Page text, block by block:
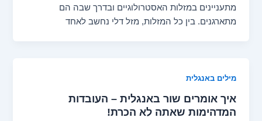
מתעניינים במזלות האסטרולוגיים ובדרך שבה הם
מתארגנים. בין כל המזלות, מזל דלי נחשב לאחד
מילים באנגלית
איך אומרים שור באנגלית – העובדות
המדהימות שאתה לא הכרת!